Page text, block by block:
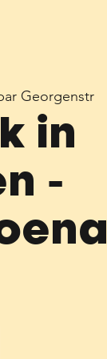
Georgenstr
in
-